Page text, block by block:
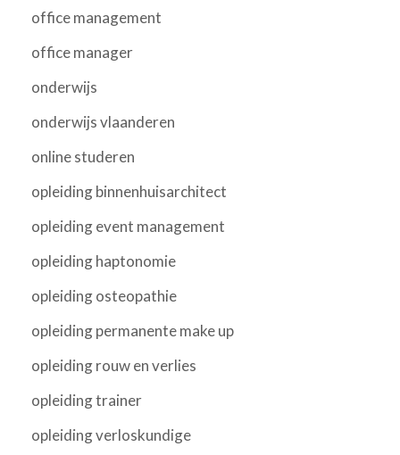
office management
office manager
onderwijs
onderwijs vlaanderen
online studeren
opleiding binnenhuisarchitect
opleiding event management
opleiding haptonomie
opleiding osteopathie
opleiding permanente make up
opleiding rouw en verlies
opleiding trainer
opleiding verloskundige